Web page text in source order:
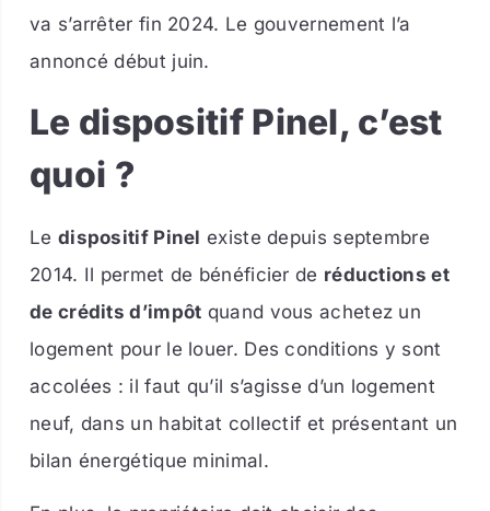
va s’arrêter fin 2024. Le gouvernement l’a
annoncé début juin.
Le dispositif Pinel, c’est
quoi ?
Le dispositif Pinel existe depuis septembre
2014. Il permet de bénéficier de réductions et
de crédits d’impôt quand vous achetez un
logement pour le louer. Des conditions y sont
accolées : il faut qu’il s’agisse d’un logement
neuf, dans un habitat collectif et présentant un
bilan énergétique minimal.